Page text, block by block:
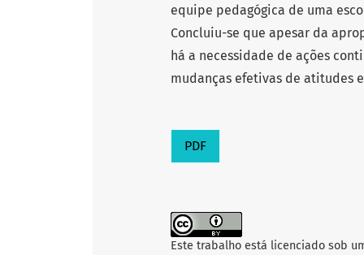
equipe pedagógica de uma
Concluiu-se que apesar da
há a necessidade de ações
mudanças efetivas de atitudes
PDF
Este trabalho está licenciado sob